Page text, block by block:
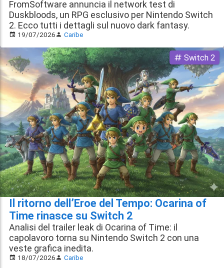
FromSoftware annuncia il network test di
Duskbloods, un RPG esclusivo per Nintendo Switch
2. Ecco tutti i dettagli sul nuovo dark fantasy.
19/07/2026 Caribe
Il ritorno dell’Eroe del Tempo: Ocarina of
Time rinasce su Switch 2
Switch 2
Analisi del trailer leak di Ocarina of Time: il
capolavoro torna su Nintendo Switch 2 con una
veste grafica inedita.
18/07/2026 Caribe